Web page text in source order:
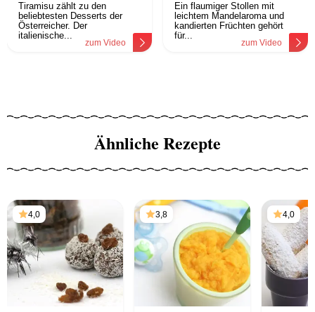
Tiramisu zählt zu den
beliebtesten Desserts der
Österreicher. Der
italienische...
zum Video
Ein flaumiger Stollen mit
leichtem Mandelaroma und
kandierten Früchten gehört
für...
zum Video
Ähnliche Rezepte
4,0 3,8 4,0